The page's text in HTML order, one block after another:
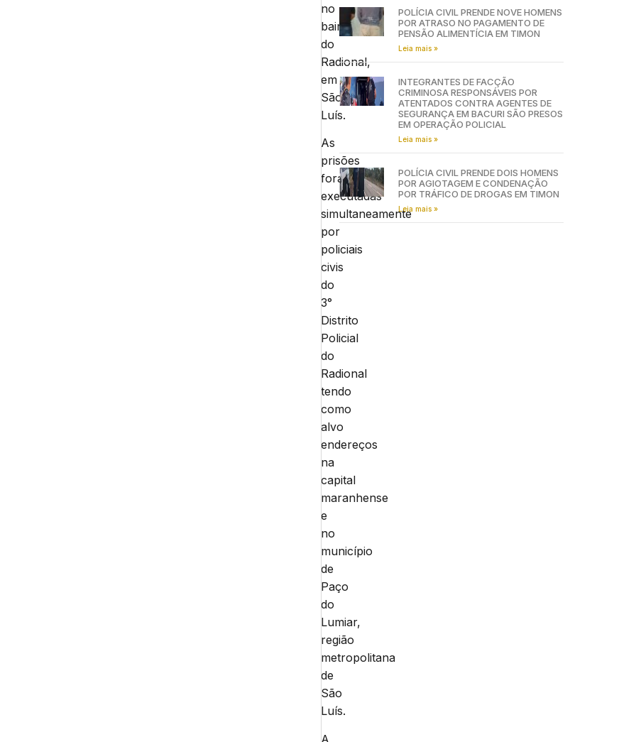
no
bairro
do
Radional,
em
São
Luís.
As
prisões
foram
executadas
simultaneamente
por
policiais
civis
do
3°
Distrito
Policial
do
Radional
tendo
como
alvo
endereços
na
capital
maranhense
e
no
município
de
Paço
do
Lumiar,
região
metropolitana
de
São
Luís.
A
POLÍCIA CIVIL PRENDE NOVE HOMENS
POR ATRASO NO PAGAMENTO DE
PENSÃO ALIMENTÍCIA EM TIMON
Leia mais »
INTEGRANTES DE FACÇÃO
CRIMINOSA RESPONSÁVEIS POR
ATENTADOS CONTRA AGENTES DE
SEGURANÇA EM BACURI SÃO PRESOS
EM OPERAÇÃO POLICIAL
Leia mais »
POLÍCIA CIVIL PRENDE DOIS HOMENS
POR AGIOTAGEM E CONDENAÇÃO
POR TRÁFICO DE DROGAS EM TIMON
Leia mais »